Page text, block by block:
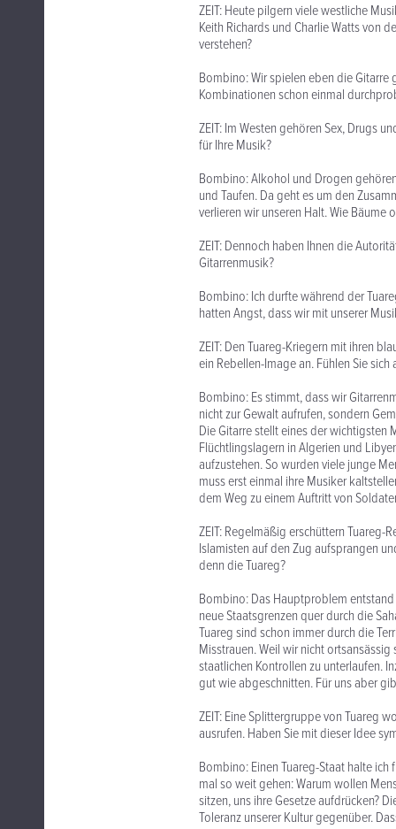
ZEIT: Heute pilgern viele westliche
Keith Richards und Charlie Watts von
verstehen?
Bombino: Wir spielen eben die Gitarre
Kombinationen schon einmal
ZEIT: Im Westen gehören Sex, Drugs
für Ihre Musik?
Bombino: Alkohol und Drogen
und Taufen. Da geht es um den
verlieren wir unseren Halt. Wie Bäume
ZEIT: Dennoch haben Ihnen die
Gitarrenmusik?
Bombino: Ich durfte während der
hatten Angst, dass wir mit unserer
ZEIT: Den Tuareg-Kriegern mit ihren
ein Rebellen-Image an. Fühlen Sie
Bombino: Es stimmt, dass wir
nicht zur Gewalt aufrufen, sondern
Die Gitarre stellt eines der wichtigsten
Flüchtlingslagern in Algerien und
aufzustehen. So wurden viele junge
muss erst einmal ihre Musiker
dem Weg zu einem Auftritt von
ZEIT: Regelmäßig erschüttern
Islamisten auf den Zug aufsprangen
denn die Tuareg?
Bombino: Das Hauptproblem
neue Staatsgrenzen quer durch die
Tuareg sind schon immer durch die
Misstrauen. Weil wir nicht
staatlichen Kontrollen zu unterlaufen.
gut wie abgeschnitten. Für uns aber
ZEIT: Eine Splittergruppe von Tuareg
ausrufen. Haben Sie mit dieser Idee
Bombino: Einen Tuareg-Staat halte
mal so weit gehen: Warum wollen
sitzen, uns ihre Gesetze aufdrücken?
Toleranz unserer Kultur gegenüber.